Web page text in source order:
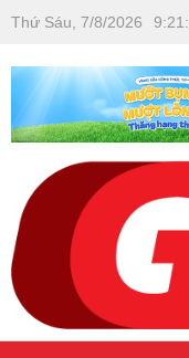
Thứ Sáu, 7/8/2026 9:21 :